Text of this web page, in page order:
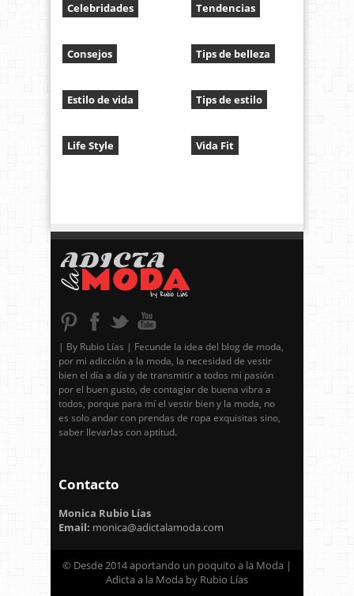
Celebridades
Consejos
Estilo de vida
Life Style
Tendencias
Tips de belleza
Tips de estilo
Vida Fit
| By Rubio Lías | Fecunde la idea del blog de moda,
por mi adicción a la moda, la necesidad de vestir
bien el día a día y de transmitir a todos mi pasión
por el buen gusto, de contagiar de buena vibra a
todos, porque para mí el vestir bien y la moda, no
es solo andar con prendas de ropa exquisitas sino,
saber llevarlas con aptitud.
Contacto
Monica Rubio Lías
Email: monica@adictalamoda.com
© Desde 2014 aportando un poquito a la Moda |
Adicta a la Moda by Rubio Lías